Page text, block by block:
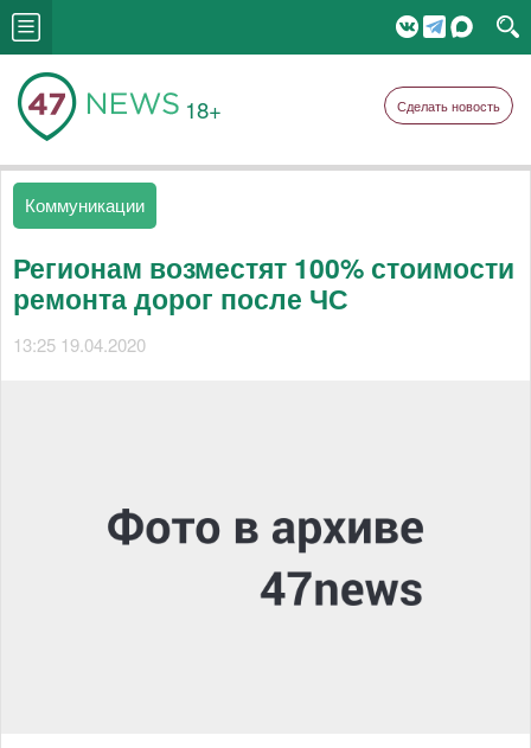
18+ Сделать новость
Коммуникации
Регионам возместят 100% стоимости
ремонта дорог после ЧС
13:25 19.04.2020